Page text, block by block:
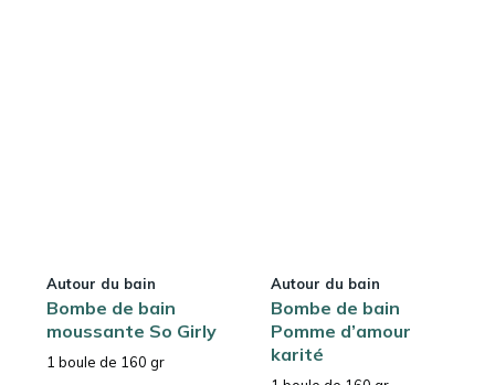
Autour du bain
Bombe de bain
moussante So Girly
1 boule de 160 gr
Autour du bain
Bombe de bain
Pomme d’amour
karité